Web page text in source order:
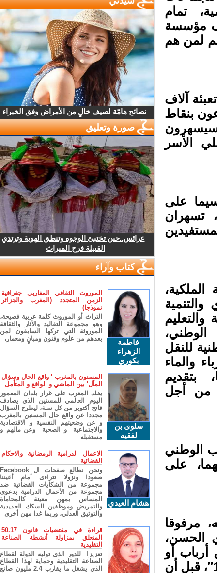
تمام
مؤسسة
لمن هم
آلاف
بنقاط
الأسر
على
تسهران
للنقل
والماء
بتقديم
من أجل
الوطني
على
مرفوقا
الحسن،
الغذائية لـ 10 من أرباب أو
الأسر المستفيدة من عملية “رمضان 1447″، قبل أن
نصائح هامّة لصيف خالٍ من الأمراض وفق الخبراء
صورة وتعليق
عرائس..حين تختبئ الوجوه وتنطق الهوية وترتدي
القبيلة فرح الميراث
كتاب وآراء
فاطمة
الزهراء
بكوري
الموروث الثقافي المغاربي جغرافية
الزمن المتجدد (المغرب والجزائر
نموذجا)
التراث أو الموروث كلمة عربية فصيحة،
وهو مجموعة التقاليد والآثار والثقافة
الموروثة التي تركها السابقون لمن
بعدهم من علوم وفنون ومبانٍ ومعمار،
سلوى بن
لفقيه
المسنون بالمغرب ' واقع الحال وسؤال
المآل' بين الماضي و الواقع و المتأمل
يخلد المغرب على غرار بلدان المعمور
اليوم العالمي للمسنين الذي يصادف
فاتح أكتوبر من كل سنة، ليطرح السؤال
مجددا عن واقع حال المسنين بالمغرب
و عن وضعيتهم النفسية و الاقتصادية
والاجتماعية و الصحية وعن مآلهم و
مستقبله
هشام العيدي
الاعمال الدرامية الرمضانية والاحكام
القضائية
ونحن نطالع صفحات ال Facebook
صعودا ونزولا تتراءى أمام أعيننا
مجموعة من الشكايات القضائية ضد
مجموعة من الأعمال الدرامية بدعوى
المساس بمهن معينة كالمحاماة
والتمريض وموظفين السكك الحديدية
والتوثيق العدلي، وربما غدا مهن أخرى
قراءة في مقتضيات قانون 50.17
المتعلق بمزاولة أنشطة الصناعة
التقليدية
تعزيزا للدور الذي توليه الدولة لقطاع
الصناعة التقليدية وحماية لهذا القطاع
الذي يشغل ما يقارب 2.4 مليون صانع